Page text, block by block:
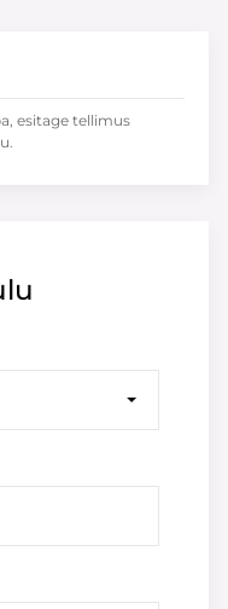
esitage tellimus